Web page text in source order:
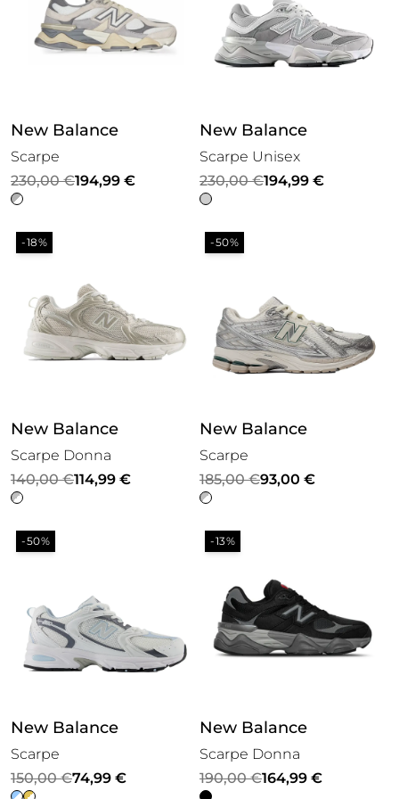
New Balance
Scarpe
230,00€
Il
prezzo
originale
era:
194,99 €
Il
prezzo
attuale
è:
New Balance
Scarpe Unisex
230,00€
Il
prezzo
originale
era:
194,99 €
Il
prezzo
attuale
è:
-18%
New Balance
Scarpe Donna
140,00€
Il
prezzo
originale
era:
114,99 €
Il
prezzo
attuale
è:
-50%
New Balance
Scarpe
185,00€
Il
prezzo
originale
era:
93,00 €
Il
prezzo
attuale
è:
-50%
New Balance
Scarpe
150,00€
Il
74,99 €
Il
-13%
New Balance
Scarpe Donna
190,00€
Il
164,99 €
Il